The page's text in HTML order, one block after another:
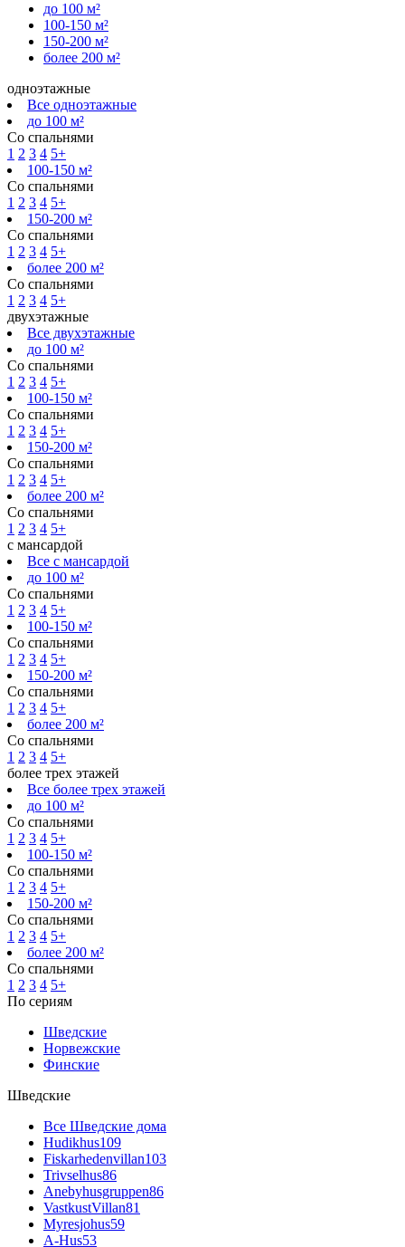
до 100 м²
100-150 м²
150-200 м²
более 200 м²
одноэтажные
Все одноэтажные
до 100 м²
Со спальнями
1 2 3 4 5+
100-150 м²
Со спальнями
1 2 3 4 5+
150-200 м²
Со спальнями
1 2 3 4 5+
более 200 м²
Со спальнями
1 2 3 4 5+
двухэтажные
Все двухэтажные
до 100 м²
Со спальнями
1 2 3 4 5+
100-150 м²
Со спальнями
1 2 3 4 5+
150-200 м²
Со спальнями
1 2 3 4 5+
более 200 м²
Со спальнями
1 2 3 4 5+
с мансардой
Все с мансардой
до 100 м²
Со спальнями
1 2 3 4 5+
100-150 м²
Со спальнями
1 2 3 4 5+
150-200 м²
Со спальнями
1 2 3 4 5+
более 200 м²
Со спальнями
1 2 3 4 5+
более трех этажей
Все более трех этажей
до 100 м²
Со спальнями
1 2 3 4 5+
100-150 м²
Со спальнями
1 2 3 4 5+
150-200 м²
Со спальнями
1 2 3 4 5+
более 200 м²
Со спальнями
1 2 3 4 5+
По сериям
Шведские
Норвежские
Финские
Шведские
Все Шведские дома
Hudikhus109
Fiskarhedenvillan103
Trivselhus86
Anebyhusgruppen86
VastkustVillan81
Myresjohus59
A-Hus53